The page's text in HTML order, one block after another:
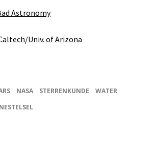
Astronomy
Univ. of Arizona
NASA STERRENKUNDE
WATER